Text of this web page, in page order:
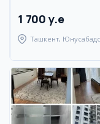
1 700 y.e
Ташкент,